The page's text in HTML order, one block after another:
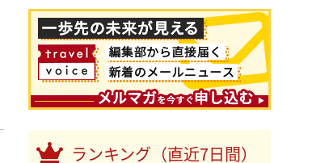
ランキング（直近7日間）